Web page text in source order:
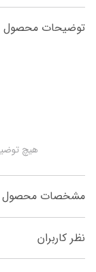
توضیحات محصول
هیچ توضیحی برای این محصول اضافه نشده است.
مشخصات محصول
نظر کاربران